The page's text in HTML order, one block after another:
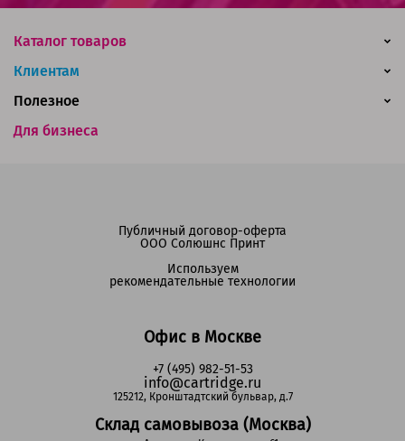
Каталог товаров
Клиентам
Для бизнеса
Полезное
Офис в Москве
+7 (495) 982-51-53
info@cartridge.ru
125212, Кронштадтский бульвар, д.7
Склад самовывоза (Москва)
Публичный договор-оферта
ООО Солюшнс Принт
Используем
рекомендательные технологии